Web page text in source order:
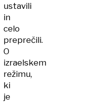
ustavili
in
celo
preprečili.
O
izraelskem
režimu,
ki
je